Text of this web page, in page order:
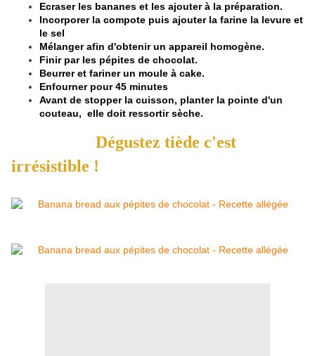
Ecraser les bananes et les ajouter à la préparation.
Incorporer la compote puis ajouter la farine la levure et
le sel
Mélanger afin d'obtenir un appareil homogène.
Finir par les pépites de chocolat.
Beurrer et fariner un moule à cake.
Enfourner pour 45 minutes
Avant de stopper la cuisson, planter la pointe d'un
couteau, elle doit ressortir sèche.
Dégustez tiède c'est
irrésistible !